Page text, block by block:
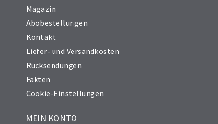
Magazin
Abobestellungen
Kontakt
Liefer- und Versandkosten
Rücksendungen
Fakten
Cookie-Einstellungen
MEIN KONTO